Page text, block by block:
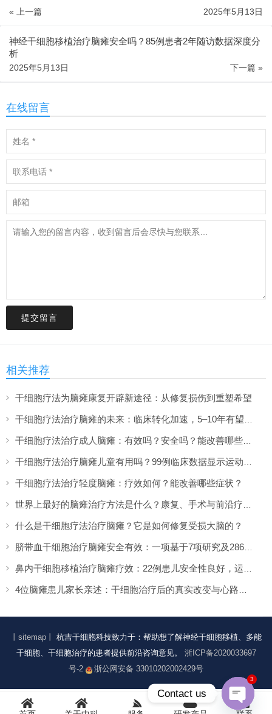
« 上一篇 2025年5月13日
神经干细胞移植治疗脑瘫安全吗？85例患者2年随访数据深度分
析
下一篇 »
2025年5月13日
在线留言
提交留言
相关推荐
干细胞疗法为脑瘫康复开辟新途径：从修复损伤到重塑希望
干细胞疗法治疗脑瘫的未来：临床转化加速，5–10年有望上市
干细胞疗法治疗成人脑瘫：有效吗？安全吗？能改善哪些症状？
干细胞疗法治疗脑瘫儿童有用吗？99例临床数据显示运动功能提升超两倍
干细胞疗法治疗轻度脑瘫：疗效如何？能改善哪些症状？
世界上最好的脑瘫治疗方法是什么？康复、手术与前沿疗法的全面盘点
什么是干细胞疗法治疗脑瘫？它是如何修复受损大脑的？
脐带血干细胞治疗脑瘫安全有效：一项基于7项研究及286名患者的系统评价
鼻内干细胞移植治疗脑瘫疗效：22例患儿安全性良好，运动功能显著改善
4位脑瘫患儿家长亲述：干细胞治疗后的真实改变与心路历程
丨sitemap丨
杭吉干细胞科技致力于：帮助想了解神经干细胞移植、多能
干细胞、干细胞治疗的患者提供前沿咨询意见。 浙ICP备2020033697
号-2
浙公网安备 33010202002429号
Contact us
3